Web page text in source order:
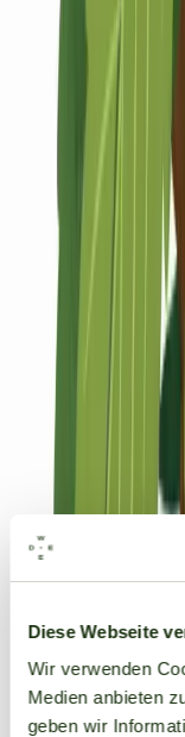
Diese Webseite
Wir verwenden
Medien anbieten
geben wir
Marken